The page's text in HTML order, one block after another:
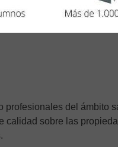
ejercicios prácticos y
profesionales del ámbito
calidad sobre las